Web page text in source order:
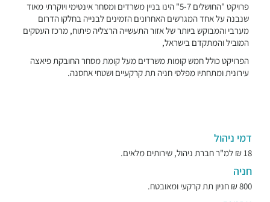
פרויקט "החושלים 5-7" הינו בניין משרדים ומסחר אינטימי ויוקרתי מאוד
שנבנה על אחד המגרשים האחרונים הזמינים לבנייה בחלקו הדרום
מערבי והמבוקש ביותר של אזור התעשייה הרצליה פיתוח, מרכז העסקים
המוביל והמתקדם בישראל,
הפרויקט כולל חמש קומות משרדים מעל קומת מסחר החובקת פיאצה
עירונית ומתחתיו מפלסי חניה תת קרקעיים ושטחי אחסנה.
דמי ניהול
18 ₪ למ"ר חברת ניהול, שירותים מלאים.
חניה
800 ₪ חניון תת קרקעי ומאובטח.